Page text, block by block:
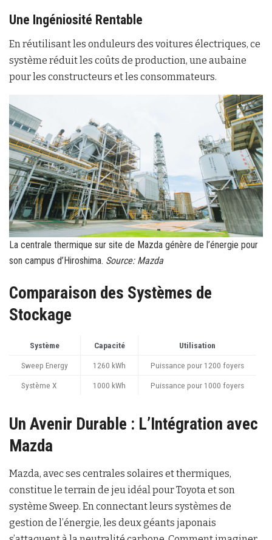
Une Ingéniosité Rentable
En réutilisant les onduleurs des voitures électriques, ce
système réduit les coûts de production, une aubaine
pour les constructeurs et les consommateurs.
La centrale thermique sur site de Mazda génère de l’énergie pour
son campus d’Hiroshima. Source: Mazda
Comparaison des Systèmes de
Stockage
Système Capacité Utilisation
Sweep Energy 1260 kWh Puissance pour 1200 foyers
Système X 1000 kWh Puissance pour 1000 foyers
Un Avenir Durable : L’Intégration avec
Mazda
Mazda, avec ses centrales solaires et thermiques,
constitue le terrain de jeu idéal pour Toyota et son
système Sweep. En connectant leurs systèmes de
gestion de l’énergie, les deux géants japonais